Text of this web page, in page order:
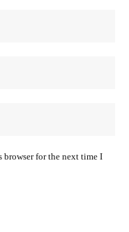
browser for the next time I